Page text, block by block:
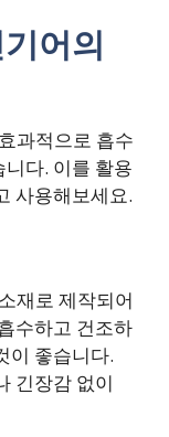
어의
과적으로 흡수
다. 이를 활용
사용해보세요.
재로 제작되어
수하고 건조하
이 좋습니다.
긴장감 없이